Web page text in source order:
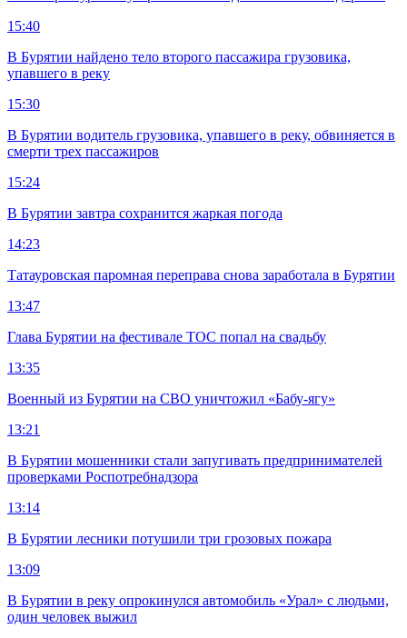
15:40
В Бурятии найдено тело второго пассажира грузовика,
упавшего в реку
15:30
В Бурятии водитель грузовика, упавшего в реку, обвиняется в
смерти трех пассажиров
15:24
В Бурятии завтра сохранится жаркая погода
14:23
Татауровская паромная переправа снова заработала в Бурятии
13:47
Глава Бурятии на фестивале ТОС попал на свадьбу
13:35
Военный из Бурятии на СВО уничтожил «Бабу-ягу»
13:21
В Бурятии мошенники стали запугивать предпринимателей
проверками Роспотребнадзора
13:14
В Бурятии лесники потушили три грозовых пожара
13:09
В Бурятии в реку опрокинулся автомобиль «Урал» с людьми,
один человек выжил